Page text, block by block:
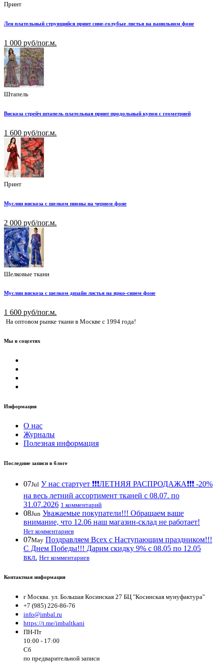
Принт
Лен плательный струящийся принт сине-голубые листья на ванильном фоне
1 000 руб/пог.м.
Штапель
Вискоза стрейч штапель плательная принт продольный купон с геометрией
1 600 руб/пог.м.
Принт
Муслин вискоза с шелком пионы на черном фоне
2 000 руб/пог.м.
Шелковые ткани
Муслин вискоза с шелком дизайн листья на ярко-синем фоне
1 600 руб/пог.м.
На оптовом рынке ткани в Москве с 1994 года!
Мы в соцсетях
Информация
О нас
Журналы
Полезная информация
Последние записи в блоге
07Jul У нас стартует ❗️❗️❗️ЛЕТНЯЯ РАСПРОДАЖА❗️❗️❗️ -20%
на весь летний ассортимент тканей с 08.07. по
31.07.2026 1 комментарий
08Jun Уважаемые покупатели!!! Обращаем ваше
внимание, что 12.06 наш магазин-склад не работает!
Нет комментариев
07May Поздравляем Всех с Наступающим праздником!!!
С Днем Победы!!! Дарим скидку 9% с 08.05 по 12.05
вкл. Нет комментариев
Контактная информация
г Москва. ул. Большая Косинская 27 БЦ "Косинская мунуфактура"
+7 (985) 226-86-76
info@imbal.ru
https://t.me/imbaltkani
ПН-Пт
10:00 - 17:00
Сб
по предварительной записи